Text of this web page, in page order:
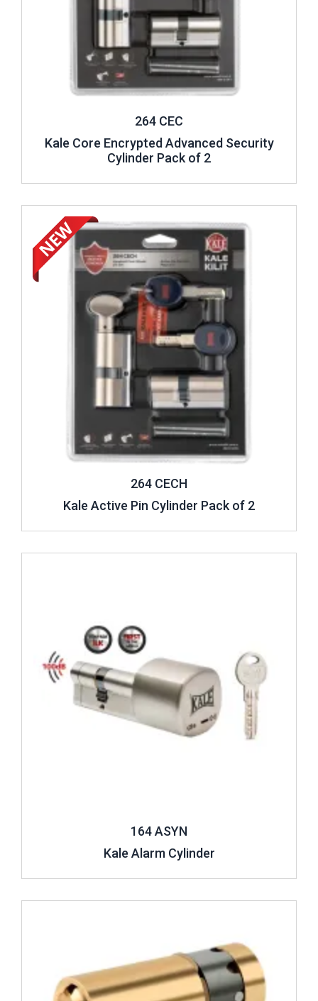
264 CEC
Kale Core Encrypted Advanced Security
Cylinder Pack of 2
264 CECH
Kale Active Pin Cylinder Pack of 2
164 ASYN
Kale Alarm Cylinder